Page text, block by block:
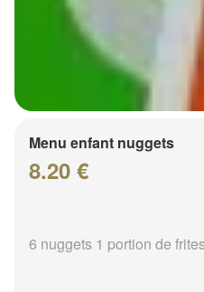
Menu enfant nuggets
8.20 €
6 nuggets 1 portion de